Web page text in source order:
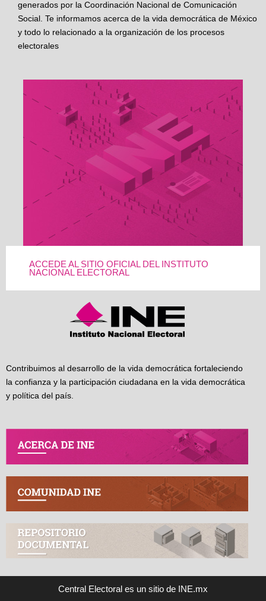
generados por la Coordinación Nacional de Comunicación
Social. Te informamos acerca de la vida democrática de México
y todo lo relacionado a la organización de los procesos
electorales
ACCEDE AL SITIO OFICIAL DEL INSTITUTO
NACIONAL ELECTORAL
Contribuimos al desarrollo de la vida democrática fortaleciendo
la confianza y la participación ciudadana en la vida democrática
y política del país.
Central Electoral es un sitio de INE.mx